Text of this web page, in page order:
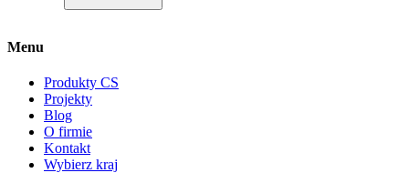
Menu
Produkty CS
Projekty
Blog
O firmie
Kontakt
Wybierz kraj